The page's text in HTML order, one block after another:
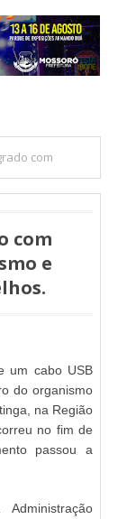
com
com
e
um cabo USB
do organismo
na Região
no fim de
passou a